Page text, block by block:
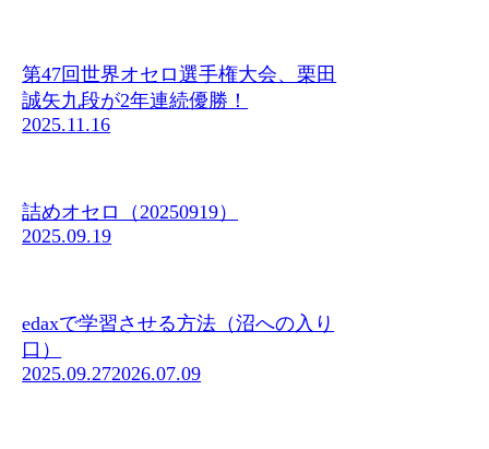
第47回世界オセロ選手権大会、栗田
誠矢九段が2年連続優勝！
2025.11.16
詰めオセロ（20250919）
2025.09.19
edaxで学習させる方法（沼への入り
口）
2025.09.272026.07.09